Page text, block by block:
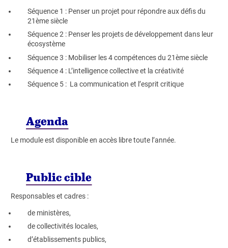
Séquence 1 : Penser un projet pour répondre aux défis du
21ème siècle
Séquence 2 : Penser les projets de développement dans leur
écosystème
Séquence 3 : Mobiliser les 4 compétences du 21ème siècle
Séquence 4 : L’intelligence collective et la créativité
Séquence 5 : La communication et l’esprit critique
Agenda
Le module est disponible en accès libre toute l’année.
Public cible
Responsables et cadres :
de ministères,
de collectivités locales,
d’établissements publics,